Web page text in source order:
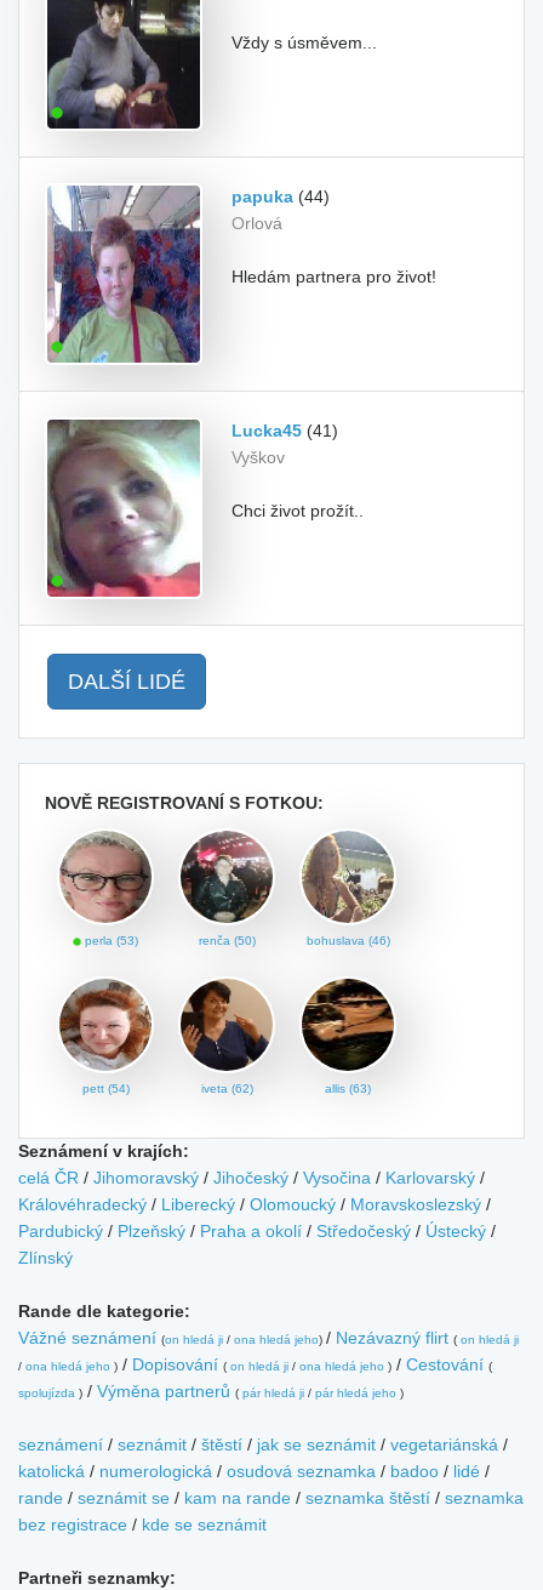
Vždy s úsměvem...
papuka (44)
Orlová
Hledám partnera pro život!
Lucka45 (41)
Vyškov
Chci život prožít..
DALŠÍ LIDÉ
NOVĚ REGISTROVANÍ S FOTKOU:
perla (53) renča (50) bohuslava (46)
pett (54) iveta (62) allis (63)
Seznámení v krajích:
celá ČR / Jihomoravský / Jihočeský / Vysočina / Karlovarský /
Královéhradecký / Liberecký / Olomoucký / Moravskoslezský /
Pardubický / Plzeňský / Praha a okolí / Středočeský / Ústecký /
Zlínský
Rande dle kategorie:
Vážné seznámení (on hledá ji / ona hledá jeho) / Nezávazný flirt ( on hledá ji
/ ona hledá jeho ) / Dopisování ( on hledá ji / ona hledá jeho ) / Cestování (
spolujízda ) / Výměna partnerů ( pár hledá ji / pár hledá jeho )
seznámení / seznámit / štěstí / jak se seznámit / vegetariánská /
katolická / numerologická / osudová seznamka / badoo / lidé /
rande / seznámit se / kam na rande / seznamka štěstí / seznamka
bez registrace / kde se seznámit
Partneři seznamky: